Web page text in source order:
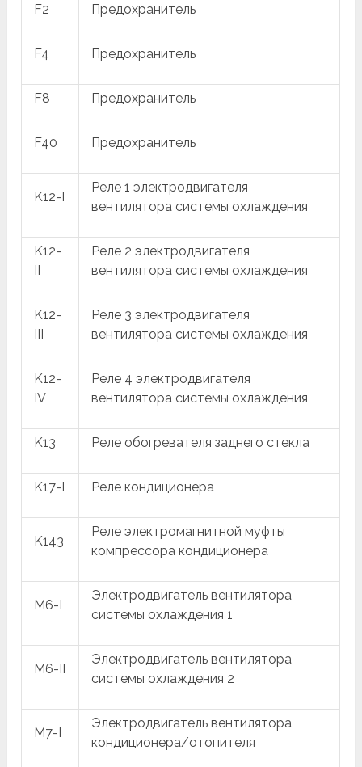
F2 Предохранитель
F4 Предохранитель
F8 Предохранитель
F40 Предохранитель
K12-I
Реле 1 электродвигателя
вентилятора системы охлаждения
K12-
II
Реле 2 электродвигателя
вентилятора системы охлаждения
K12-
III
Реле 3 электродвигателя
вентилятора системы охлаждения
K12-
IV
Реле 4 электродвигателя
вентилятора системы охлаждения
K13 Реле обогревателя заднего стекла
K17-I Реле кондиционера
K143
Реле электромагнитной муфты
компрессора кондиционера
M6-I
Электродвигатель вентилятора
системы охлаждения 1
M6-II
Электродвигатель вентилятора
системы охлаждения 2
M7-I
Электродвигатель вентилятора
кондиционера/отопителя